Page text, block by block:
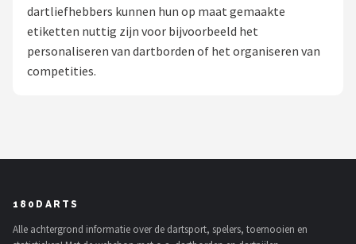
Dartshop
Target
ABC Darts
dartliefhebbers kunnen hun op maat gemaakte
etiketten nuttig zijn voor bijvoorbeeld het
personaliseren van dartborden of het organiseren van
competities.
180DARTS
Alle achtergrond informatie over de dartsport, spelers, toernooien en